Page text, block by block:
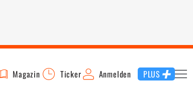
Magazin Ticker Anmelden PLUS